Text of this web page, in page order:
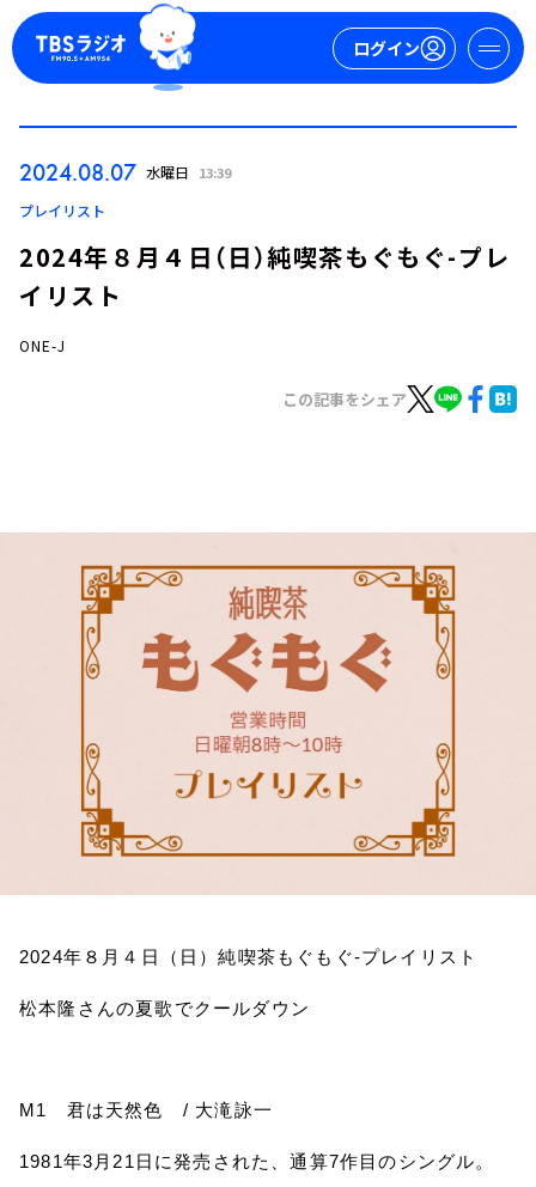
ログイン
イベント・グッズ
YouTube
会社情報
2024.08.07 水曜日 13:39
プレイリスト
2024年８月４日（日）純喫茶もぐもぐ-プレ
イリスト
ONE-J
この記事をシェア
2024年８月４日（日）純喫茶もぐもぐ-プレイリスト
松本隆さんの夏歌でクールダウン
M1 君は天然色 / 大滝詠一
1981年3 月 21 日に発売された、通算7作目のシングル。